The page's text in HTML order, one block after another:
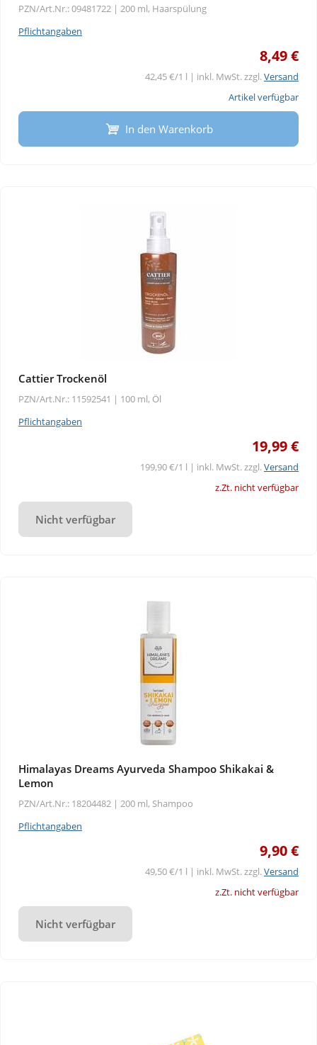
PZN/Art.Nr.: 09481722 | 200 ml, Haarspülung
Pflichtangaben
8,49 €
42,45 €/1 l | inkl. MwSt. zzgl.Versand
Artikel verfügbar
In den Warenkorb
Cattier Trockenöl
PZN/Art.Nr.: 11592541 | 100 ml, Öl
Pflichtangaben
19,99 €
199,90 €/1 l | inkl. MwSt. zzgl.Versand
z.Zt. nicht verfügbar
Nicht verfügbar
Himalayas Dreams Ayurveda Shampoo Shikakai &
Lemon
PZN/Art.Nr.: 18204482 | 200 ml, Shampoo
Pflichtangaben
9,90 €
49,50 €/1 l | inkl. MwSt. zzgl.Versand
z.Zt. nicht verfügbar
Nicht verfügbar